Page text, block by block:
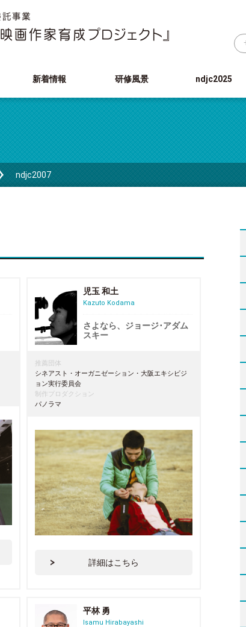
新着情報 研修風景 ndjc2025
ndjc2007
児玉 和土
Kazuto Kodama
さよなら、ジョージ･アダム
スキー
推薦団体
シネアスト・オーガニゼーション・大阪エキシビジ
ョン実行委員会
制作プロダクション
パノラマ
詳細はこちら
平林 勇
Isamu Hirabayashi